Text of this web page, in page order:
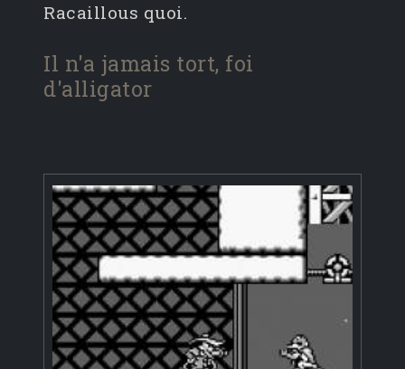
Racaillous quoi.
Il n'a jamais tort, foi
d'alligator